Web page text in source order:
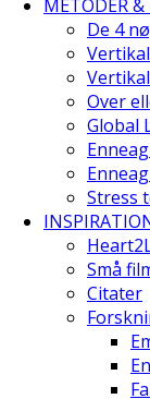
METODER &
De 4
Over
Global
Stress
Små
Citater